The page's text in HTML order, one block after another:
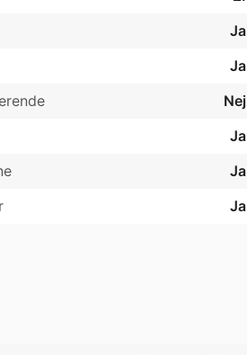
Ja
Ja
Nej
Ja
Ja
Ja